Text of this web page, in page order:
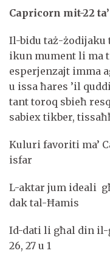
Capricorn mit-22
Il-bidu taż-żodijaku
ikun mument li ma
esperjenzajt imma
u issa ħares ’il
tant toroq sbieħ
sabiex tikber,
Kuluri favoriti ma’
isfar
L-aktar jum ideali
dak tal-Ħamis
Id-dati li għal din il-
26, 27 u 1